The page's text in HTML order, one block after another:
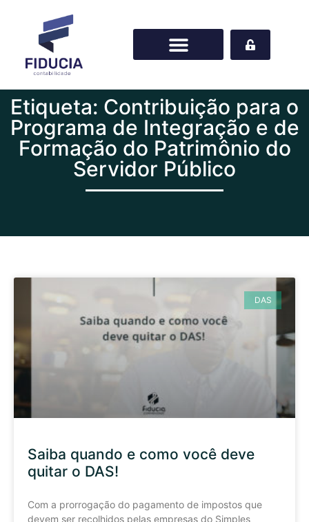
Etiqueta: Contribuição para o
Programa de Integração e de
Formação do Patrimônio do
Servidor Público
DAS
Saiba quando e como você deve
quitar o DAS!
Com a prorrogação do pagamento de impostos que
devem ser recolhidos pelas empresas do Simples